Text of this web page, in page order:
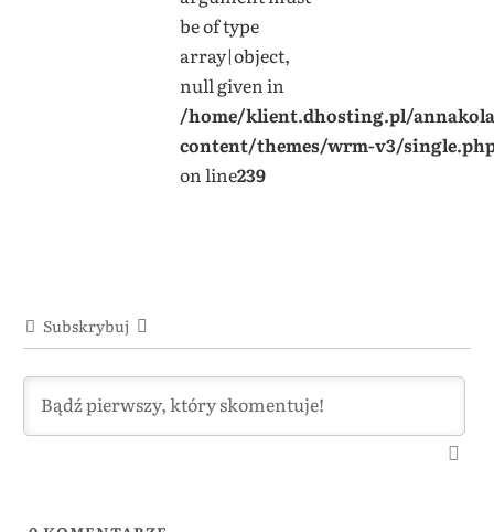
be of type
array|object,
null given in
/home/klient.dhosting.pl/
content/themes/wrm-v3/
on line239
Subskrybuj